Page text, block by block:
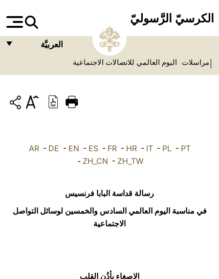
الكرسيّ الرَّسوليّ
العربيَّة
ITALIANO
中文
مراسلات اليوم العالمي للاتصالات الاجتماعية
AR- DE - EN - ES- FR- HR- IT- PL- PT
- ZH_CN - ZH_TW
رسالة قداسة البابا فرنسيس
في مناسبة اليوم العالمي السادس والخمسين لوسائل التواصل
الاجتماعية
الإصغاء بأذُن القلب